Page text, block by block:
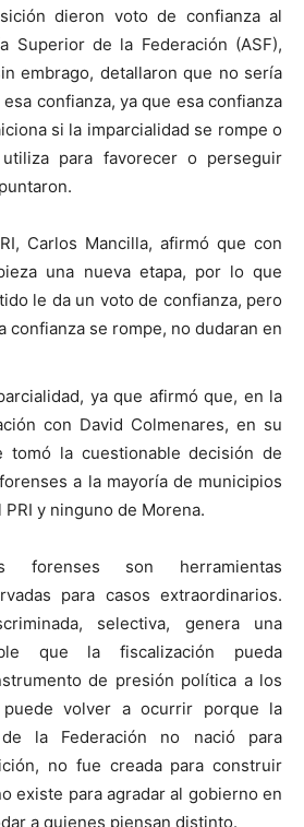
dieron voto de confianza al
Superior de la Federación (ASF),
embrago, detallaron que no sería
confianza, ya que esa confianza
si la imparcialidad se rompe o
para favorecer o perseguir
Carlos Mancilla, afirmó que con
una nueva etapa, por lo que
le da un voto de confianza, pero
confianza se rompe, no dudaran en
ya que afirmó que, en la
con David Colmenares, en su
tomó la cuestionable decisión de
a la mayoría de municipios
y ninguno de Morena.
forenses son herramientas
para casos extraordinarios.
selectiva, genera una
que la fiscalización pueda
de presión política a los
volver a ocurrir porque la
la Federación no nació para
no fue creada para construir
existe para agradar al gobierno en
a quienes piensan distinto.